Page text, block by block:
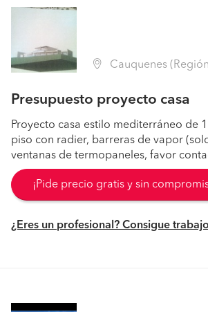
Cauquenes (Región VII Maule -
Presupuesto proyecto casa
Proyecto casa estilo mediterráneo de
piso con radier, barreras de vapor
ventanas de termopaneles, favor
¡Pide precio gratis y sin
¿Eres un profesional? Consigue